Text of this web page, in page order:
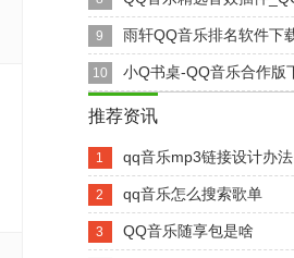
9 雨轩QQ音乐排名软件下
10 小Q书桌-QQ音乐合作版
推荐资讯
1 qq音乐mp3链接设计办法
2 qq音乐怎么搜索歌单
3 QQ音乐随享包是啥